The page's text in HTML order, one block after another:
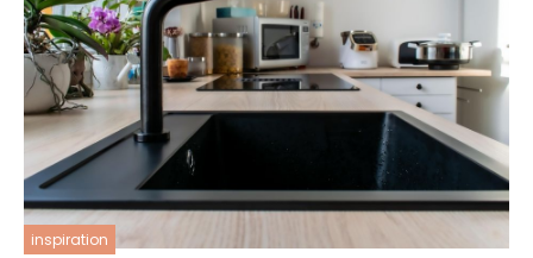
inspiration